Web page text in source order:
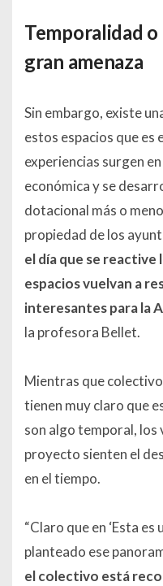
Temporalidad
gran amenaza
Sin embargo, existe
estos espacios que es
experiencias surgen
económica y se
dotacional más o
propiedad de los
el día que se reactive
espacios vuelvan a
interesantes para la
la profesora Bellet.
Mientras que
tienen muy claro que
son algo temporal,
proyecto sienten el
en el tiempo.
“Claro que en ‘Esta es
planteado ese
el colectivo está